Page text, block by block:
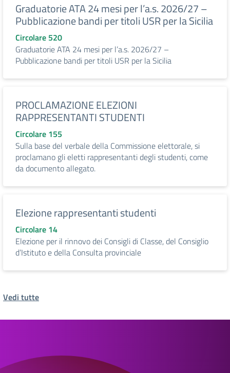
Graduatorie ATA 24 mesi per l’a.s. 2026/27 –
Pubblicazione bandi per titoli USR per la Sicilia
Circolare 520
Graduatorie ATA 24 mesi per l’a.s. 2026/27 –
Pubblicazione bandi per titoli USR per la Sicilia
PROCLAMAZIONE ELEZIONI
RAPPRESENTANTI STUDENTI
Circolare 155
Sulla base del verbale della Commissione elettorale, si
proclamano gli eletti rappresentanti degli studenti, come
da documento allegato.
Elezione rappresentanti studenti
Circolare 14
Elezione per il rinnovo dei Consigli di Classe, del Consiglio
d’Istituto e della Consulta provinciale
Vedi tutte